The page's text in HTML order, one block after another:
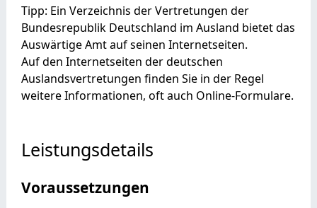
Tipp: Ein Verzeichnis der Vertretungen der
Bundesrepublik Deutschland im Ausland bietet das
Auswärtige Amt auf seinen Internetseiten.
Auf den Internetseiten der deutschen
Auslandsvertretungen finden Sie in der Regel
weitere Informationen, oft auch Online-Formulare.
Leistungsdetails
Voraussetzungen